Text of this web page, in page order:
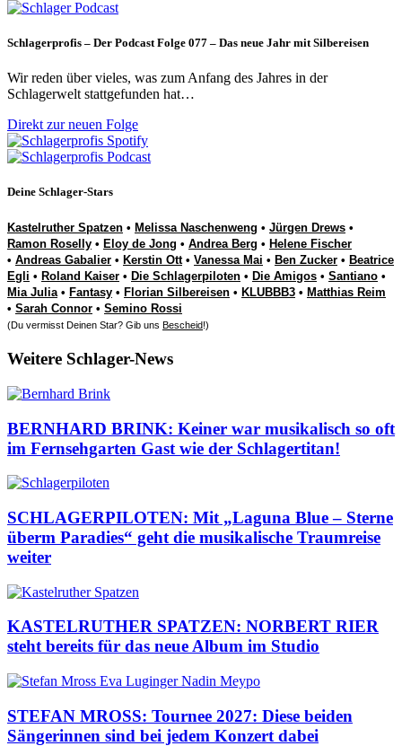
Schlagerprofis – Der Podcast Folge 077 – Das neue Jahr mit Silbereisen
Wir reden über vieles, was zum Anfang des Jahres in der
Schlagerwelt stattgefunden hat…
Direkt zur neuen Folge
Deine Schlager-Stars
Kastelruther Spatzen • Melissa Naschenweng • Jürgen Drews •
Ramon Roselly • Eloy de Jong • Andrea Berg • Helene Fischer
• Andreas Gabalier • Kerstin Ott• Vanessa Mai • Ben Zucker • Beatrice
Egli • Roland Kaiser • Die Schlagerpiloten • Die Amigos • Santiano •
Mia Julia• Fantasy • Florian Silbereisen • KLUBBB3 • Matthias Reim
• Sarah Connor • Semino Rossi
(Du vermisst Deinen Star? Gib uns Bescheid!)
Weitere Schlager-News
BERNHARD BRINK: Keiner war musikalisch so oft
im Fernsehgarten Gast wie der Schlagertitan!
SCHLAGERPILOTEN: Mit „Laguna Blue – Sterne
überm Paradies“ geht die musikalische Traumreise
weiter
KASTELRUTHER SPATZEN: NORBERT RIER
steht bereits für das neue Album im Studio
STEFAN MROSS: Tournee 2027: Diese beiden
Sängerinnen sind bei jedem Konzert dabei